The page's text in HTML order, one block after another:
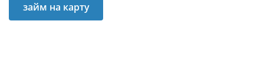
займ на карту